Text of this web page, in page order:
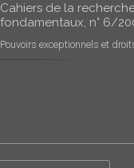
Cahiers de la
fondamentaux, n° 6/
Pouvoirs exceptionnels et